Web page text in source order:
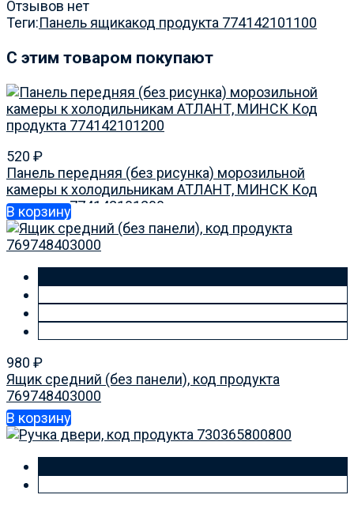
Отзывов нет
Теги:Панель ящикакод продукта 774142101100
C этим товаром покупают
520 ₽
Панель передняя (без рисунка) морозильной
камеры к холодильникам АТЛАНТ, МИНСК Код
продукта 774142101200
В корзину
980 ₽
Ящик средний (без панели), код продукта
769748403000
В корзину